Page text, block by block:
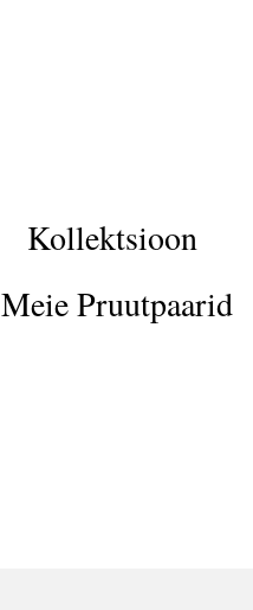
Kollektsioon
Meie Pruutpaarid